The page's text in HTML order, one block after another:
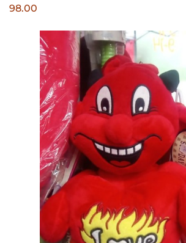
98.00